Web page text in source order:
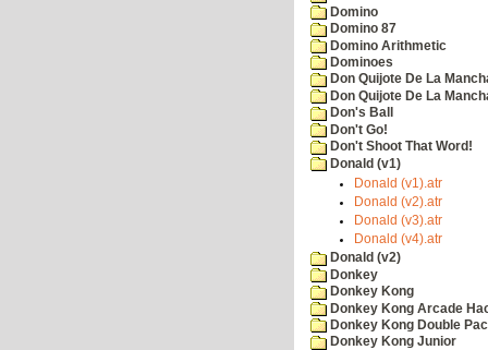
Domino
Domino 87
Domino Arithmetic
Dominoes
Don Quijote De La
Don Quijote De La
Don's Ball
Don't Go!
Don't Shoot That Word!
Donald (v1)
Donald (v1).atr
Donald (v2).atr
Donald (v3).atr
Donald (v4).atr
Donald (v2)
Donkey
Donkey Kong
Donkey Kong Arcade
Donkey Kong Double
Donkey Kong Junior